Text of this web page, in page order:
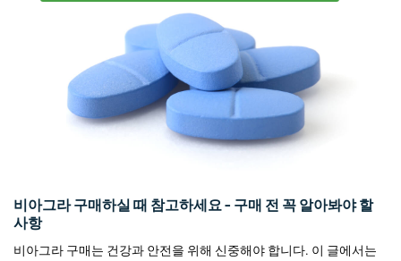
비아그라 구매하실 때 참고하세요 - 구매 전 꼭 알아봐야 할
사항
비아그라 구매는 건강과 안전을 위해 신중해야 합니다. 이 글에서는